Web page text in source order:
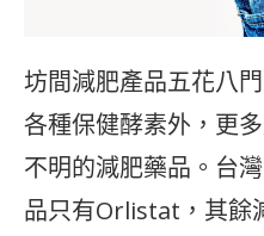
坊間減肥產品五花八
各種保健酵素外，更
不明的減肥藥品。台
品只有Orlistat，其餘